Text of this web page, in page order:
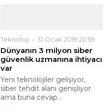
Teknoloji 31 Ocak 2019 22:59
Dünyanın 3 milyon siber
güvenlik uzmanına ihtiyacı
var
Yeni teknolojiler gelişiyor,
siber tehdit alanı genişliyor
ama buna cevap...